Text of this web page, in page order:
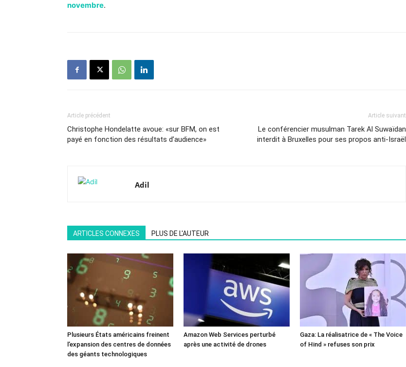
novembre.
Article précédent
Christophe Hondelatte avoue: «sur BFM, on est
payé en fonction des résultats d’audience»
Article suivant
Le conférencier musulman Tarek Al Suwaïdan
interdit à Bruxelles pour ses propos anti-Israël
Adil
ARTICLES CONNEXES PLUS DE L'AUTEUR
Plusieurs États américains freinent
l’expansion des centres de données
des géants technologiques
Amazon Web Services perturbé
après une activité de drones
Gaza: La réalisatrice de « The Voice
of Hind » refuses son prix